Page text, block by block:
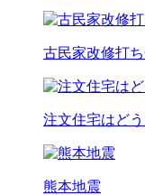
古民家改修打
注文住宅はど
熊本地震